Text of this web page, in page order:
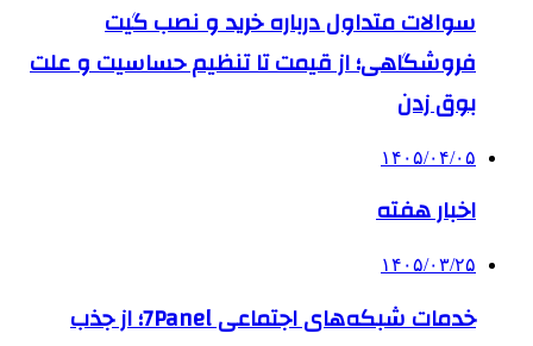
سوالات متداول درباره خرید و نصب گیت
فروشگاهی؛ از قیمت تا تنظیم حساسیت و علت
بوق زدن
۱۴۰۵/۰۴/۰۵
اخبار هفته
۱۴۰۵/۰۳/۲۵
خدمات شبکه‌های اجتماعی 7Panel؛ از جذب